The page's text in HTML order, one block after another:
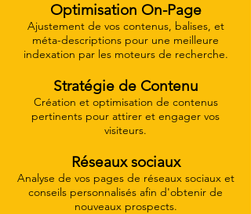
Optimisation On-Page
Ajustement de vos contenus, balises, et
méta-descriptions pour une meilleure
indexation par les moteurs de recherche.
Stratégie de Contenu
Création et optimisation de contenus
pertinents pour attirer et engager vos
visiteurs.
Réseaux sociaux
Analyse de vos pages de réseaux sociaux et
conseils personnalisés afin d'obtenir de
nouveaux prospects.